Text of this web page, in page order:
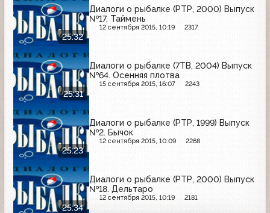
25:32
Диалоги о рыбалке (РТР, 2000) Выпуск
№17. Таймень
12 сентября 2015, 10:19 2317
25:31
Диалоги о рыбалке (7ТВ, 2004) Выпуск
№64. Осенняя плотва
15 сентября 2015, 16:07 2243
25:23
Диалоги о рыбалке (РТР, 1999) Выпуск
№2. Бычок
12 сентября 2015, 10:09 2268
25:34
Диалоги о рыбалке (РТР, 2000) Выпуск
№18. Дельтаро
12 сентября 2015, 10:19 2181